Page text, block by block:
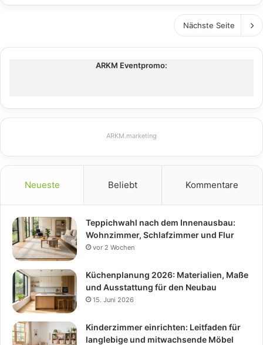
Nächste Seite
ARKM Eventpromo:
ARKM.marketing
Neueste Beliebt Kommentare
Teppichwahl nach dem Innenausbau:
Wohnzimmer, Schlafzimmer und Flur
vor 2 Wochen
Küchenplanung 2026: Materialien, Maße
und Ausstattung für den Neubau
15. Juni 2026
Kinderzimmer einrichten: Leitfaden für
langlebige und mitwachsende Möbel